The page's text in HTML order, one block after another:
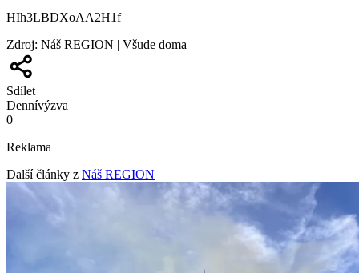
HIh3LBDXoAA2H1f
Zdroj: Náš REGION | Všude doma
Sdílet
Dennívýzva
0
Reklama
Další články z Náš REGION